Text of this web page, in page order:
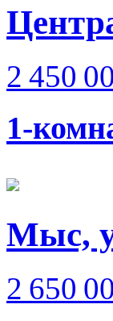
2 450
1-
Мыс,
2 650